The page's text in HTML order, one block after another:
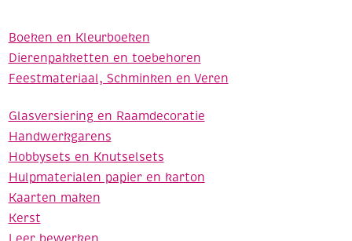
Boeken en Kleurboeken
Dierenpakketten en toebehoren
Feestmateriaal, Schminken en Veren
Glasversiering en Raamdecoratie
Handwerkgarens
Hobbysets en Knutselsets
Hulpmaterialen papier en karton
Kaarten maken
Kerst